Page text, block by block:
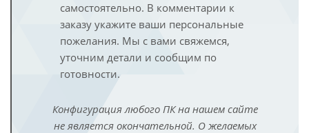
самостоятельно. В комментарии к
заказу укажите ваши персональные
пожелания. Мы с вами свяжемся,
уточним детали и сообщим по
готовности.
Конфигурация любого ПК на нашем сайте
не является окончательной. О желаемых